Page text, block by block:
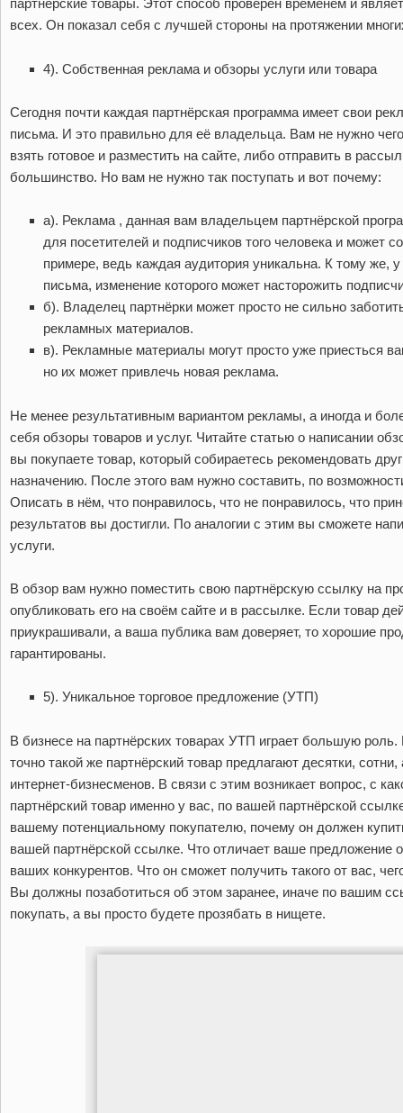
партнёрские товары. Этот способ проверен временем и
всех. Он показал себя с лучшей стороны на протяжении
4). Собственная реклама и обзоры услуги или товара
Сегодня почти каждая партнёрская программа имеет свои
письма. И это правильно для её владельца. Вам не нужно
взять готовое и разместить на сайте, либо отправить в
большинство. Но вам не нужно так поступать и вот почему:
а). Реклама , данная вам владельцем партнёрской
для посетителей и подписчиков того человека и может
примере, ведь каждая аудитория уникальна. К тому же,
письма, изменение которого может насторожить
б). Владелец партнёрки может просто не сильно
рекламных материалов.
в). Рекламные материалы могут просто уже приесться
но их может привлечь новая реклама.
Не менее результативным вариантом рекламы, а иногда и
себя обзоры товаров и услуг. Читайте статью о написании
вы покупаете товар, который собираетесь рекомендовать
назначению. После этого вам нужно составить, по
Описать в нём, что понравилось, что не понравилось, что
результатов вы достигли. По аналогии с этим вы сможете
услуги.
В обзор вам нужно поместить свою партнёрскую ссылку на
опубликовать его на своём сайте и в рассылке. Если товар
приукрашивали, а ваша публика вам доверяет, то хорошие
гарантированы.
5). Уникальное торговое предложение (УТП)
В бизнесе на партнёрских товарах УТП играет большую
точно такой же партнёрский товар предлагают десятки,
интернет-бизнесменов. В связи с этим возникает вопрос, с
партнёрский товар именно у вас, по вашей партнёрской
вашему потенциальному покупателю, почему он должен
вашей партнёрской ссылке. Что отличает ваше предложение
ваших конкурентов. Что он сможет получить такого от вас,
Вы должны позаботиться об этом заранее, иначе по вашим
покупать, а вы просто будете прозябать в нищете.